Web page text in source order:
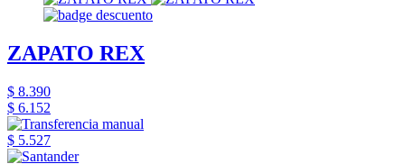
ZAPATO REX
$ 8.390
$ 6.152
$ 5.527